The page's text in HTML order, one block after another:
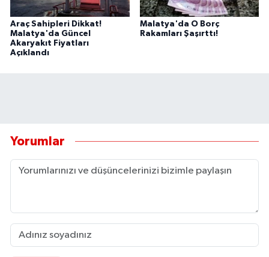
Araç Sahipleri Dikkat!
Malatya'da Güncel
Akaryakıt Fiyatları
Açıklandı
Malatya'da O Borç
Rakamları Şaşırttı!
Yorumlar